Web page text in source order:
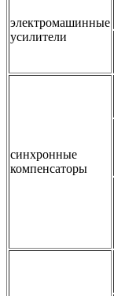
электромашинные
усилители
синхронные
компенсаторы